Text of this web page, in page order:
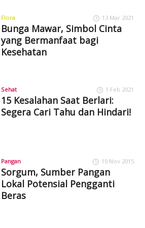
Flora 13 Mar 2021
Bunga Mawar, Simbol Cinta
yang Bermanfaat bagi
Kesehatan
Sehat 1 Feb 2021
15 Kesalahan Saat Berlari:
Segera Cari Tahu dan Hindari!
Pangan 10 Nov 2015
Sorgum, Sumber Pangan
Lokal Potensial Pengganti
Beras